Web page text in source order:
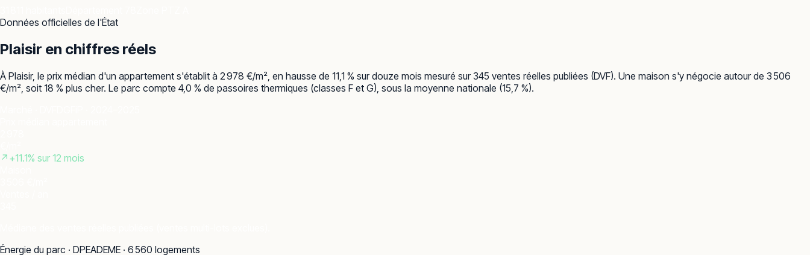
Données officielles de l'État
Plaisir en chiffres réels
À Plaisir, le prix médian d'un appartement s'établit à 2 978 €/m², en hausse de 11,1 % sur douze mois mesuré sur 345 ventes réelles publiées (DVF). Une maison s'y négocie autour de 3 506
€/m², soit 18 % plus cher. Le parc compte 4,0 % de passoires thermiques (classes F et G), sous la moyenne nationale (15,7 %).
↗ +11.1% sur 12 mois
Énergie du parc · DPEADEME · 6 560 logements